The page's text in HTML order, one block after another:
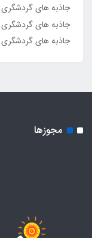
جاذبه های
جاذبه های گردشگری
جاذبه های گردشگری
مجوزها